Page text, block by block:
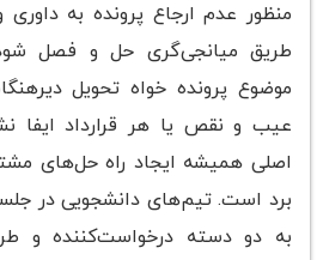
منظور عدم ارجاع پرونده به
طریق میانجی‌گری حل و فصل
موضوع پرونده خواه تحویل
عیب و نقص یا هر قرارداد ایفا
اصلی همیشه ایجاد راه حل‌های
برد است. تیم‌های دانشجویی در
به دو دسته درخواست‌کننده و